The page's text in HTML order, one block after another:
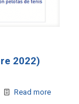
2022)
Read more